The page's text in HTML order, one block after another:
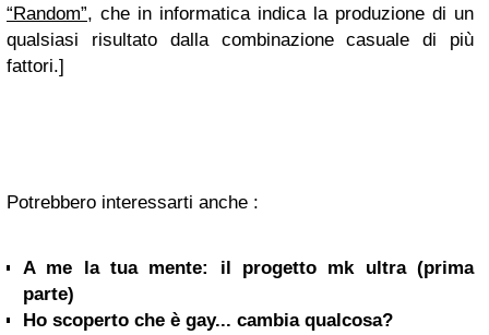
“Random”, che in informatica indica la produzione di un
qualsiasi risultato dalla combinazione casuale di più
fattori.]
Potrebbero interessarti anche :
A me la tua mente: il progetto mk ultra (prima
parte)
Ho scoperto che è gay... cambia qualcosa?